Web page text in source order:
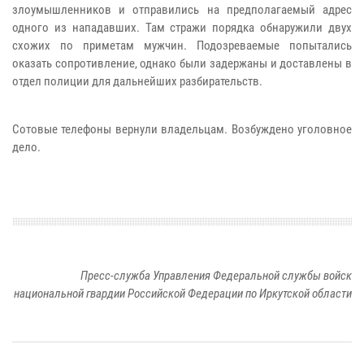
злоумышленников и отправились на предполагаемый адрес
одного из нападавших. Там стражи порядка обнаружили двух
схожих по приметам мужчин. Подозреваемые попытались
оказать сопротивление, однако были задержаны и доставлены в
отдел полиции для дальнейших разбирательств.
Сотовые телефоны вернули владельцам. Возбуждено уголовное
дело.
Пресс-служба Управления Федеральной службы войск
национальной гвардии Российской Федерации по Иркутской области